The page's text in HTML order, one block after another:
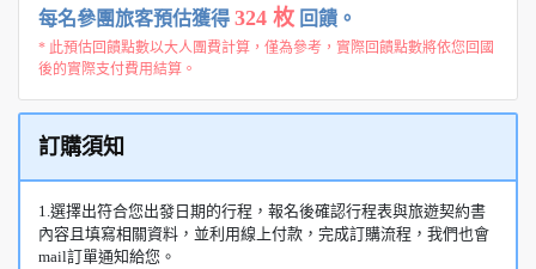
每名參團旅客預估獲得 324 枚 回饋。
* 此預估回饋點數以大人團費計算，僅為參考，實際回饋點數將依您回國
後的實際支付費用結算。
訂購須知
1.選擇出符合您出發日期的行程，報名後確認行程表與旅遊契約書
內容且填寫相關資料，並利用線上付款，完成訂購流程，我們也會
mail訂單通知給您。